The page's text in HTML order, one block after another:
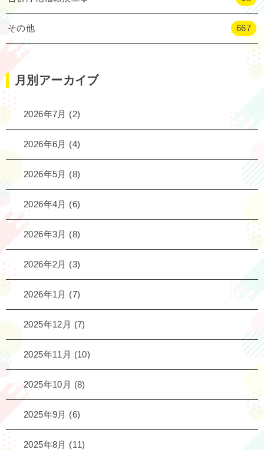
その他 667
月別アーカイブ
2026年7月 (2)
2026年6月 (4)
2026年5月 (8)
2026年4月 (6)
2026年3月 (8)
2026年2月 (3)
2026年1月 (7)
2025年12月 (7)
2025年11月 (10)
2025年10月 (8)
2025年9月 (6)
2025年8月 (11)